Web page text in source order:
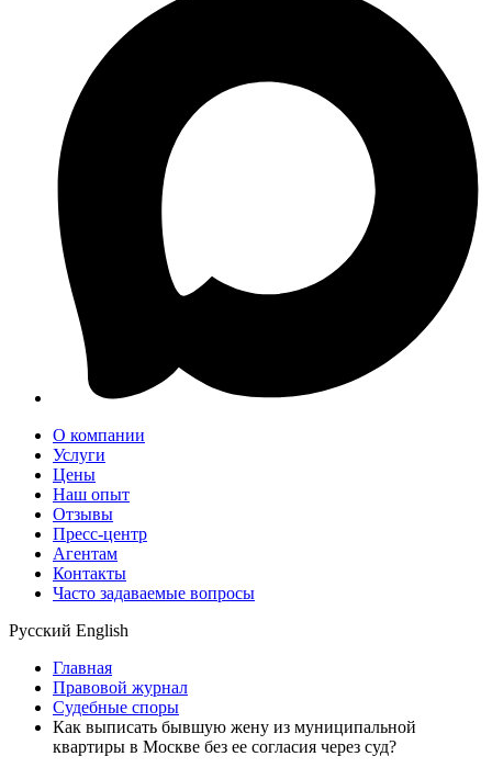
О компании
Услуги
Цены
Наш опыт
Отзывы
Пресс-центр
Агентам
Контакты
Часто задаваемые вопросы
Русский English
Главная
Правовой журнал
Судебные споры
Как выписать бывшую жену из муниципальной
квартиры в Москве без ее согласия через суд?